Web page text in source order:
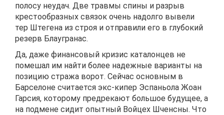
полосу неудач. Две травмы спины и разрыв
крестообразных связок очень надолго вывели
тер Штегена из строя и отправили его в глубокий
резерв Блаугранас.
Да, даже финансовый кризис каталонцев не
помешал им найти более надежные варианты на
позицию стража ворот. Сейчас основным в
Барселоне считается экс-кипер Эспаньола Жоан
Гарсия, которому предрекают большое будущее, а
на подмене сидит опытный Войцех Шченсны. Что